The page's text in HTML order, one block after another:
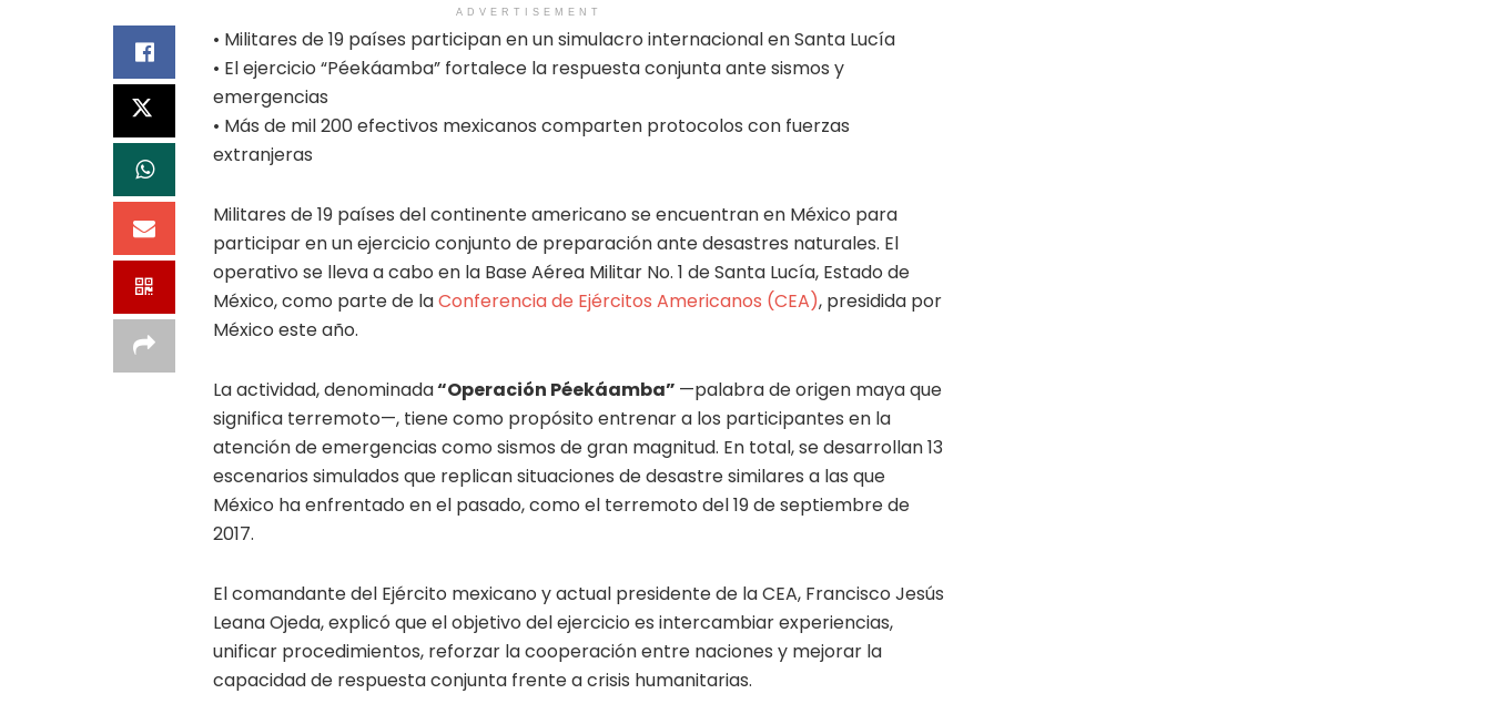
ADVERTISEMENT
• Militares de 19 países participan en un simulacro internacional en Santa Lucía
• El ejercicio “Péekáamba” fortalece la respuesta conjunta ante sismos y
emergencias
• Más de mil 200 efectivos mexicanos comparten protocolos con fuerzas
extranjeras
Militares de 19 países del continente americano se encuentran en México para
participar en un ejercicio conjunto de preparación ante desastres naturales. El
operativo se lleva a cabo en la Base Aérea Militar No. 1 de Santa Lucía, Estado de
México, como parte de laConferencia de Ejércitos Americanos (CEA), presidida por
México este año.
La actividad, denominada“Operación Péekáamba” —palabra de origen maya que
significa terremoto—, tiene como propósito entrenar a los participantes en la
atención de emergencias como sismos de gran magnitud. En total, se desarrollan 13
escenarios simulados que replican situaciones de desastre similares a las que
México ha enfrentado en el pasado, como el terremoto del 19 de septiembre de
2017.
El comandante del Ejército mexicano y actual presidente de la CEA, Francisco Jesús
Leana Ojeda, explicó que el objetivo del ejercicio es intercambiar experiencias,
unificar procedimientos, reforzar la cooperación entre naciones y mejorar la
capacidad de respuesta conjunta frente a crisis humanitarias.